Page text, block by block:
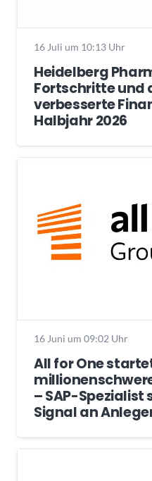
16 Juli um 10:13 Uhr
Heidelberg
Fortschritte und
verbesserte
Halbjahr 2026
16 Juni um 09:02 Uhr
All for One
– SAP-
Signal an